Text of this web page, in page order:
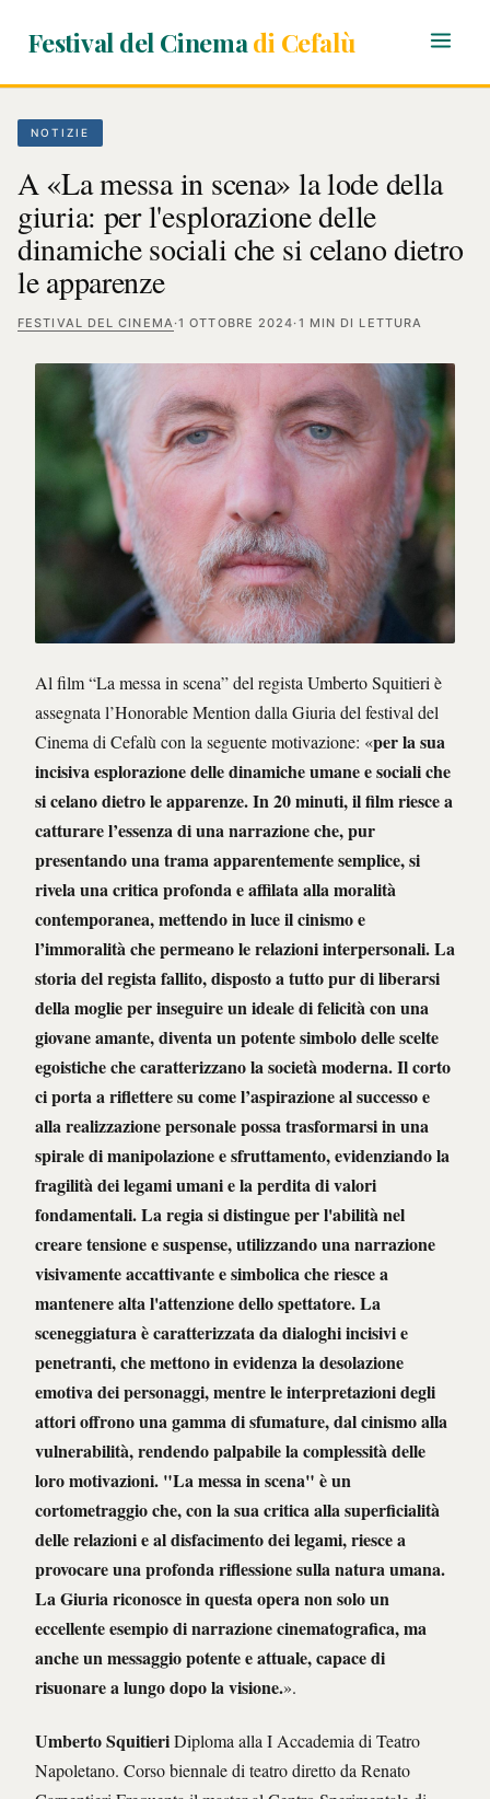
Festival del Cinemadi Cefalù
NOTIZIE
A «La messa in scena» la lode della
giuria: per l'esplorazione delle
dinamiche sociali che si celano dietro
le apparenze
FESTIVAL DEL CINEMA·1 OTTOBRE 2024·1 MIN DI LETTURA
Al film “La messa in scena” del regista Umberto Squitieri è
assegnata l’Honorable Mention dalla Giuria del festival del
Cinema di Cefalù con la seguente motivazione: «per la sua
incisiva esplorazione delle dinamiche umane e sociali che
si celano dietro le apparenze. In 20 minuti, il film riesce a
catturare l’essenza di una narrazione che, pur
presentando una trama apparentemente semplice, si
rivela una critica profonda e affilata alla moralità
contemporanea, mettendo in luce il cinismo e
l’immoralità che permeano le relazioni interpersonali. La
storia del regista fallito, disposto a tutto pur di liberarsi
della moglie per inseguire un ideale di felicità con una
giovane amante, diventa un potente simbolo delle scelte
egoistiche che caratterizzano la società moderna. Il corto
ci porta a riflettere su come l’aspirazione al successo e
alla realizzazione personale possa trasformarsi in una
spirale di manipolazione e sfruttamento, evidenziando la
fragilità dei legami umani e la perdita di valori
fondamentali. La regia si distingue per l'abilità nel
creare tensione e suspense, utilizzando una narrazione
visivamente accattivante e simbolica che riesce a
mantenere alta l'attenzione dello spettatore. La
sceneggiatura è caratterizzata da dialoghi incisivi e
penetranti, che mettono in evidenza la desolazione
emotiva dei personaggi, mentre le interpretazioni degli
attori offrono una gamma di sfumature, dal cinismo alla
vulnerabilità, rendendo palpabile la complessità delle
loro motivazioni. "La messa in scena" è un
cortometraggio che, con la sua critica alla superficialità
delle relazioni e al disfacimento dei legami, riesce a
provocare una profonda riflessione sulla natura umana.
La Giuria riconosce in questa opera non solo un
eccellente esempio di narrazione cinematografica, ma
anche un messaggio potente e attuale, capace di
risuonare a lungo dopo la visione.».
Umberto SquitieriDiploma alla I Accademia di Teatro
Napoletano. Corso biennale di teatro diretto da Renato